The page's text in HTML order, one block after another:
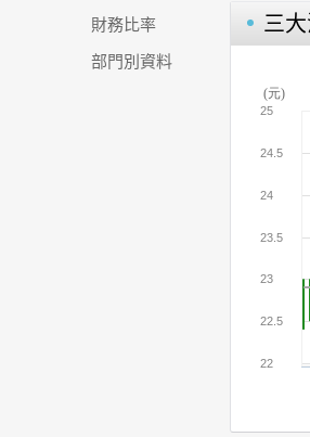
財務比率
部門別資料
三